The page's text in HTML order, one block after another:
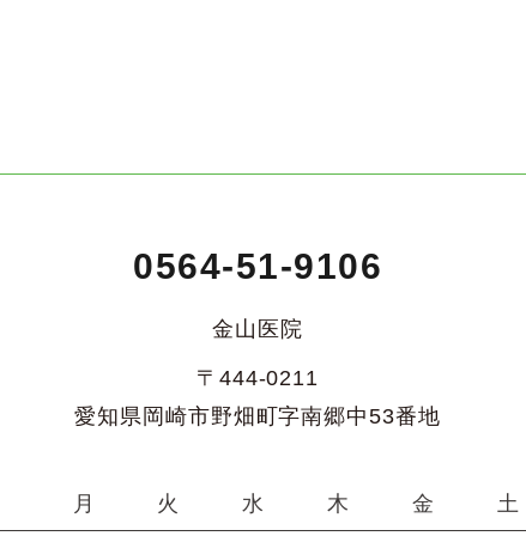
0564-51-9106
金山医院
〒444-0211
愛知県岡崎市野畑町字南郷中53番地
月 火 水 木 金 土